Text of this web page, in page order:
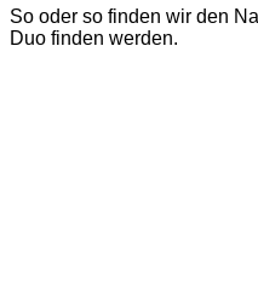
So oder so finden wir den
Duo finden werden.